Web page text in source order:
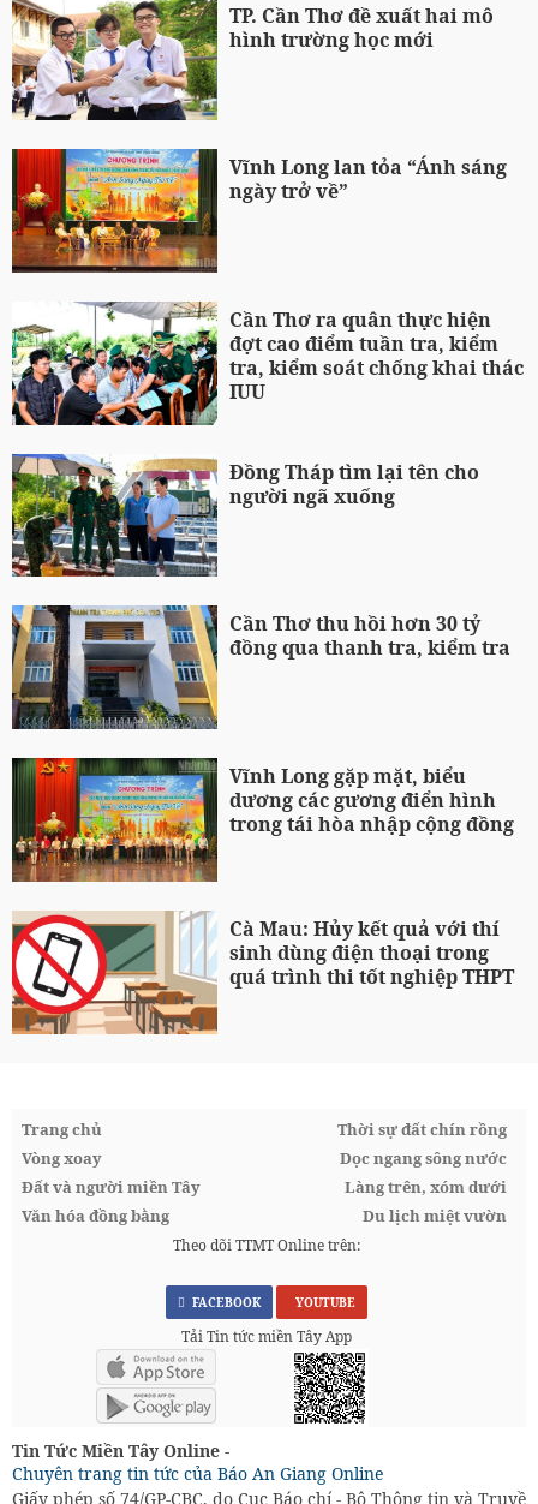
TP. Cần Thơ đề xuất hai mô
hình trường học mới
Vĩnh Long lan tỏa “Ánh sáng
ngày trở về”
Cần Thơ ra quân thực hiện
đợt cao điểm tuần tra, kiểm
tra, kiểm soát chống khai thác
IUU
Đồng Tháp tìm lại tên cho
người ngã xuống
Cần Thơ thu hồi hơn 30 tỷ
đồng qua thanh tra, kiểm tra
Vĩnh Long gặp mặt, biểu
dương các gương điển hình
trong tái hòa nhập cộng đồng
Cà Mau: Hủy kết quả với thí
sinh dùng điện thoại trong
quá trình thi tốt nghiệp THPT
Trang chủ
Thời sự đất chín rồng
Vòng xoay
Dọc ngang sông nước
Đất và người miền Tây
Làng trên, xóm dưới
Văn hóa đồng bằng
Du lịch miệt vườn
Theo dõi TTMT Online trên:
FACEBOOK YOUTUBE
Tải Tin tức miền Tây App
Tin Tức Miền Tây Online -
Chuyên trang tin tức của Báo An Giang Online
Giấy phép số 74/GP-CBC, do Cục Báo chí - Bộ Thông tin và